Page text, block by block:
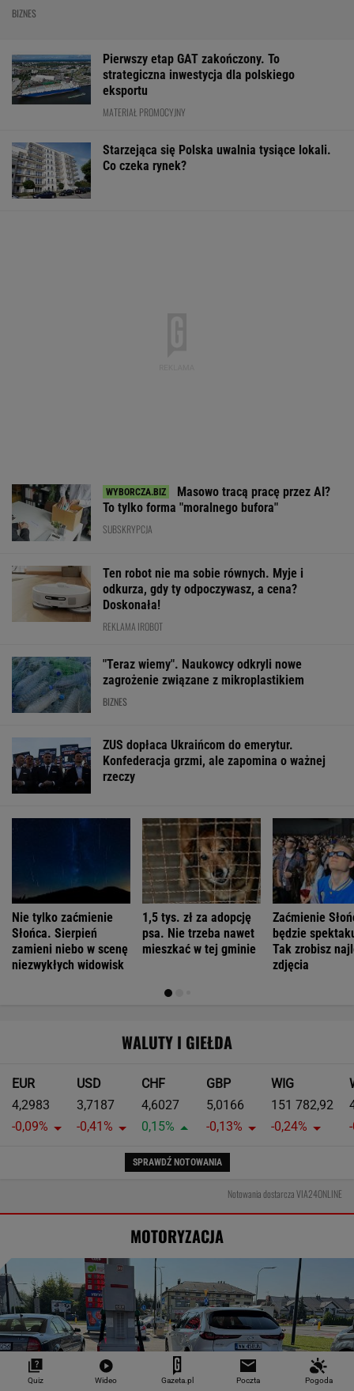
BIZNES
Pierwszy etap GAT zakończony. To
strategiczna inwestycja dla polskiego
eksportu
MATERIAŁ PROMOCYJNY
Starzejąca się Polska uwalnia tysiące lokali.
Co czeka rynek?
Masowo tracą pracę przez AI?
To tylko forma "moralnego bufora"
SUBSKRYPCJA
Ten robot nie ma sobie równych. Myje i
odkurza, gdy ty odpoczywasz, a cena?
Doskonała!
REKLAMA IROBOT
"Teraz wiemy". Naukowcy odkryli nowe
zagrożenie związane z mikroplastikiem
BIZNES
ZUS dopłaca Ukraińcom do emerytur.
Konfederacja grzmi, ale zapomina o ważnej
rzeczy
Nie tylko zaćmienie
Słońca. Sierpień
zamieni niebo w scenę
niezwykłych widowisk
1,5 tys. zł za adopcję
psa. Nie trzeba nawet
mieszkać w tej gminie
Zaćmienie
będzie
Tak zrobisz
zdjęcia
WALUTY I GIEŁDA
EUR
4,2983
-0,09%
USD
3,7187
-0,41%
CHF
4,6027
0,15%
GBP
5,0166
-0,13%
WIG
151 782,92
-0,24%
SPRAWDŹ NOTOWANIA
Notowania dostarcza VIA24ONLINE
MOTORYZACJA
Quiz Wideo Gazeta.pl Poczta Pogoda